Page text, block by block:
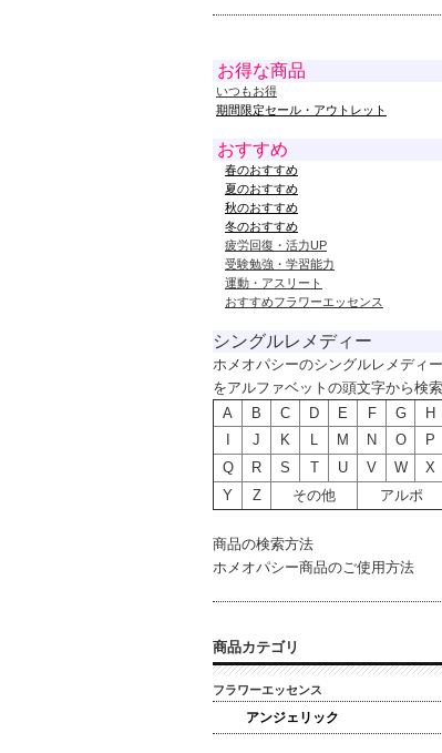
お得な商品
いつもお得
期間限定セール・アウトレット
おすすめ
春のおすすめ
夏のおすすめ
秋のおすすめ
冬のおすすめ
疲労回復・活力UP
受験勉強・学習能力
運動・アスリート
おすすめフラワーエッセンス
シングルレメディー
ホメオパシーのシングルレメディー
をアルファベットの頭文字から検索
A
B C D E F G
H
J K L M N O
P
Q
R S T U V W
X
Y
Z その他 アルポ
商品の検索方法
ホメオパシー商品のご使用方法
商品カテゴリ
フラワーエッセンス
アンジェリック